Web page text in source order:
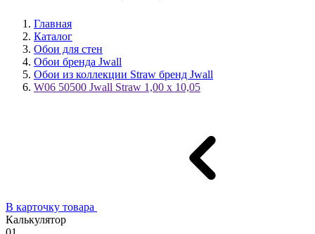
Главная
Каталог
Обои для стен
Обои бренда Jwall
Обои из коллекции Straw бренд Jwall
W06 50500 Jwall Straw 1,00 х 10,05
В карточку товара
Калькулятор